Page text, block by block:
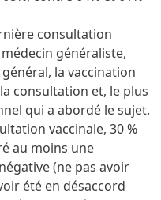
consultation
généraliste,
la vaccination
consultation et, le plus
qui a abordé le sujet.
vaccinale, 30 %
au moins une
(ne pas avoir
été en désaccord